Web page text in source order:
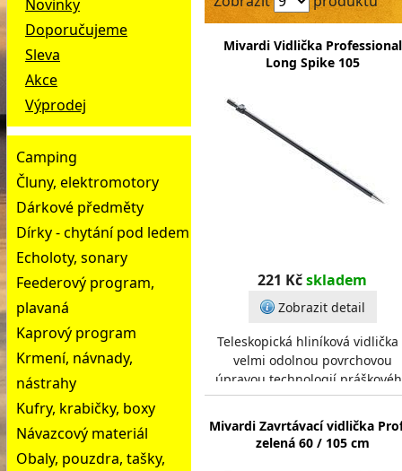
Novinky
Doporučujeme
Sleva
Akce
Výprodej
Camping
Čluny, elektromotory
Dárkové předměty
Dírky - chytání pod ledem
Echoloty, sonary
Feederový program,
plavaná
Kaprový program
Krmení, návnady,
nástrahy
Kufry, krabičky, boxy
Návazcový materiál
Obaly, pouzdra, tašky,
Mivardi Vidlička Professional
Long Spike 105
221 Kčskladem
Zobrazit detail
Teleskopická hliníková vidlička
velmi odolnou povrchovou
úpravou technologií
barvení. Je vybavena
dlouhým plným hrotem
Mivardi Zavrtávací vidlička
zelená 60 / 105 cm